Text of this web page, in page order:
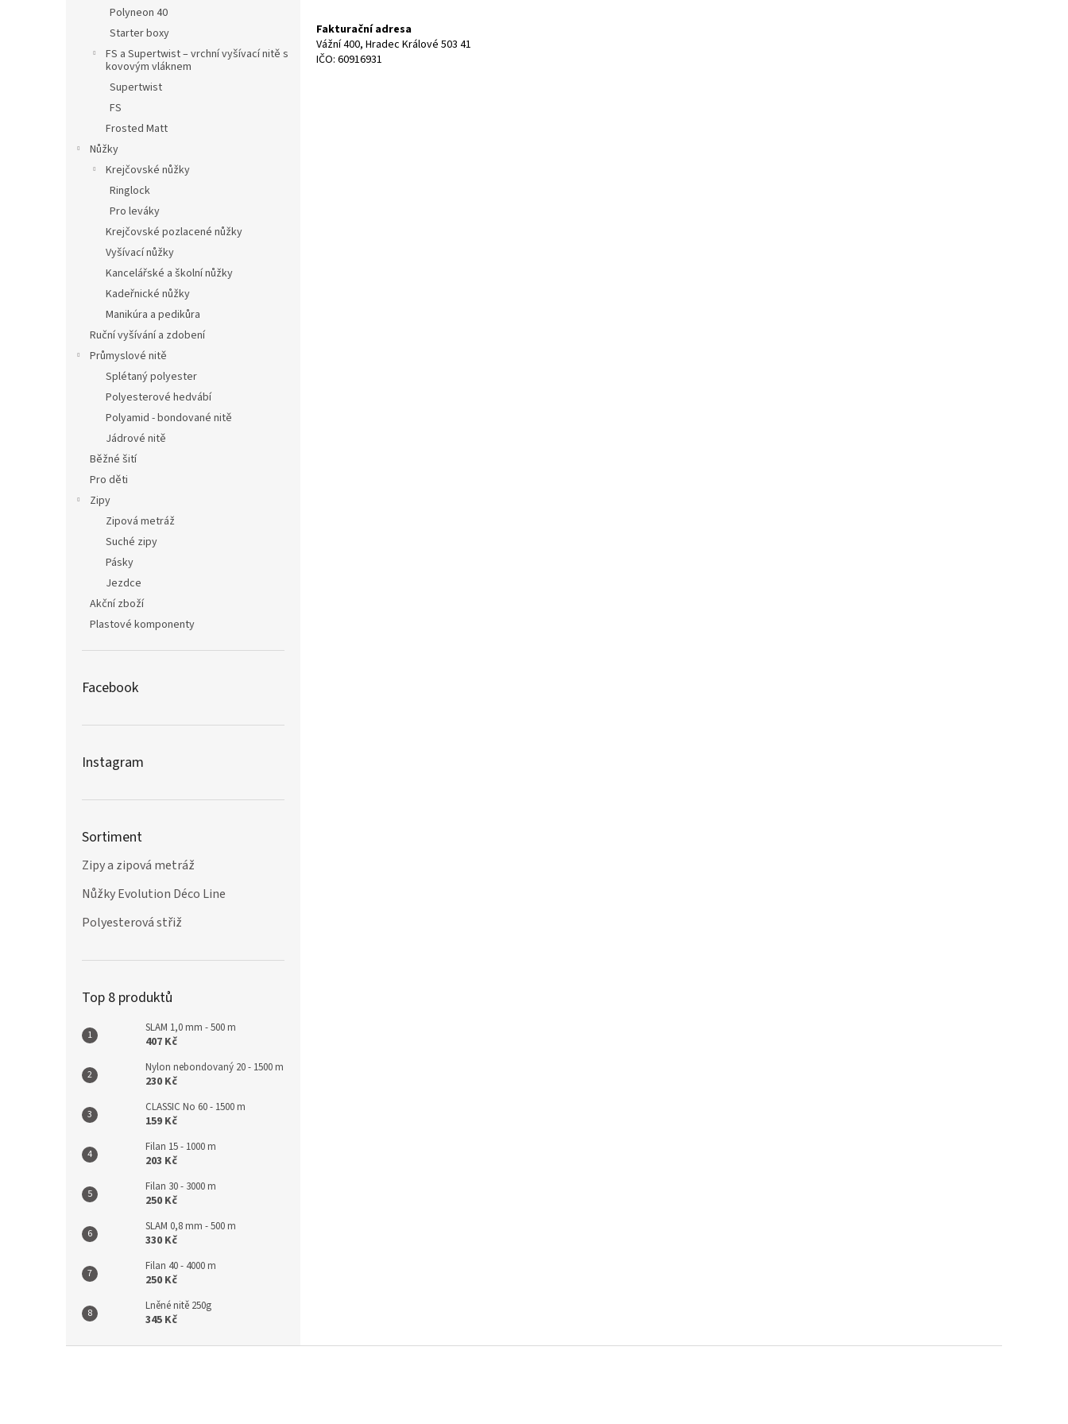
Polyneon 40
Starter boxy
FS a Supertwist – vrchní vyšívací nitě s
kovovým vláknem
Supertwist
FS
Frosted Matt
Nůžky
Krejčovské nůžky
Ringlock
Pro leváky
Krejčovské pozlacené nůžky
Vyšívací nůžky
Kancelářské a školní nůžky
Kadeřnické nůžky
Manikúra a pedikůra
Ruční vyšívání a zdobení
Průmyslové nitě
Splétaný polyester
Polyesterové hedvábí
Polyamid - bondované nitě
Jádrové nitě
Běžné šití
Pro děti
Zipy
Zipová metráž
Suché zipy
Pásky
Jezdce
Akční zboží
Plastové komponenty
Facebook
Instagram
Sortiment
Zipy a zipová metráž
Nůžky Evolution Déco Line
Polyesterová střiž
Top 8 produktů
SLAM 1,0 mm - 500 m
407 Kč
Nylon nebondovaný 20 - 1500 m
230 Kč
CLASSIC No 60 - 1500 m
159 Kč
Filan 15 - 1000 m
203 Kč
Filan 30 - 3000 m
250 Kč
SLAM 0,8 mm - 500 m
330 Kč
Filan 40 - 4000 m
250 Kč
Lněné nitě 250g
345 Kč
Fakturační adresa
Vážní 400, Hradec Králové 503 41
IČO: 60916931